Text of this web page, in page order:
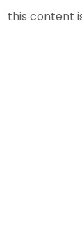
this content